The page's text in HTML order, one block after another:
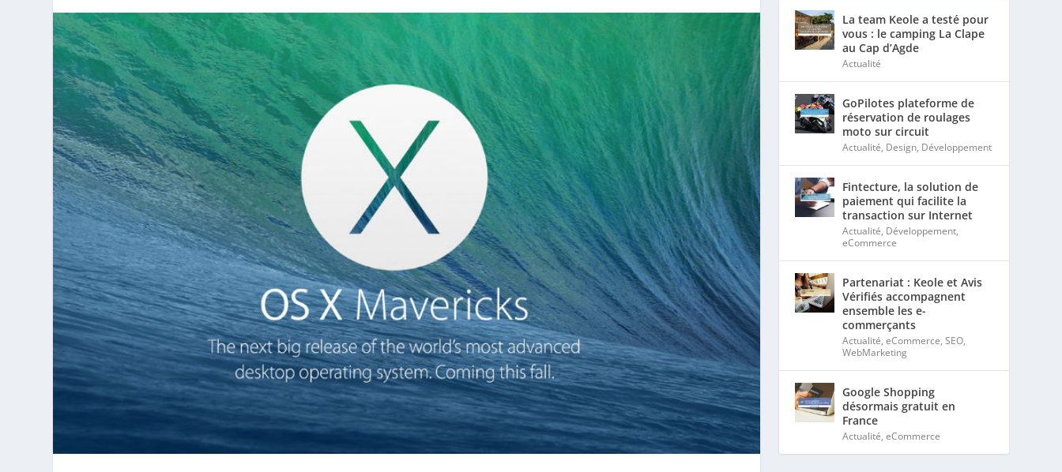
La team Keole a testé pour
vous : le camping La Clape
au Cap d’Agde
Actualité
GoPilotes plateforme de
réservation de roulages
moto sur circuit
Actualité, Design, Développement
Fintecture, la solution de
paiement qui facilite la
transaction sur Internet
Actualité, Développement,
eCommerce
Partenariat : Keole et Avis
Vérifiés accompagnent
ensemble les e-
commerçants
Actualité,eCommerce,SEO,
WebMarketing
Google Shopping
désormais gratuit en
France
Actualité,eCommerce